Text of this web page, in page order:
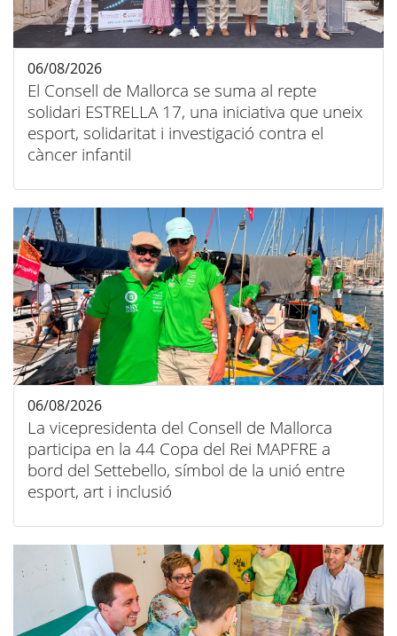
El Consell de Mallorca se suma al repte
solidari ESTRELLA 17, una iniciativa que uneix
esport, solidaritat i investigació contra el
càncer infantil
06/08/2026
La vicepresidenta del Consell de Mallorca
participa en la 44 Copa del Rei MAPFRE a
bord del Settebello, símbol de la unió entre
esport, art i inclusió
06/08/2026